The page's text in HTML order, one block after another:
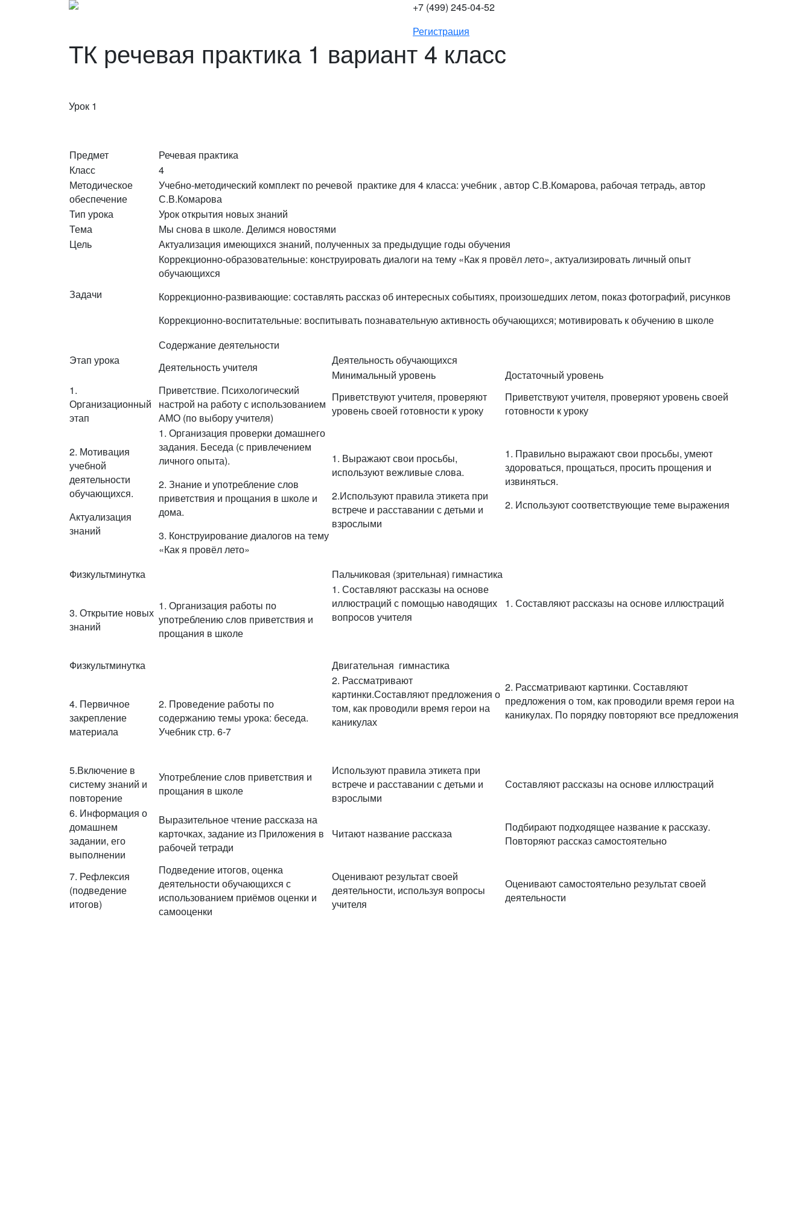
+7 (499) 245-04-52
Регистрация
ТК речевая практика 1 вариант 4 класс
Урок 1
Предмет
Речевая практика
Класс
4
Методическое
обеспечение
Учебно-методический комплект по речевой практике для 4 класса: учебник , автор С.В.Комарова, рабочая тетрадь, автор
С.В.Комарова
Тип урока
Урок открытия новых знаний
Тема
Мы снова в школе. Делимся новостями
Цель
Актуализация имеющихся знаний, полученных за предыдущие годы обучения
Задачи
Коррекционно-образовательные: конструировать диалоги на тему «Как я провёл лето», актуализировать личный опыт
обучающихся
Коррекционно-развивающие: составлять рассказ об интересных событиях, произошедших летом, показ фотографий, рисунков
Коррекционно-воспитательные: воспитывать познавательную активность обучающихся; мотивировать к обучению в школе
Этап урока
Содержание деятельности
Деятельность учителя
Деятельность обучающихся
Минимальный уровень
Достаточный уровень
1.
Организационный
этап
Приветствие. Психологический
настрой на работу с использованием
АМО (по выбору учителя)
Приветствуют учителя, проверяют
уровень своей готовности к уроку
Приветствуют учителя, проверяют уровень своей
готовности к уроку
2. Мотивация
учебной
деятельности
обучающихся.
Актуализация
знаний
1. Организация проверки домашнего
задания. Беседа (с привлечением
личного опыта).
2. Знание и употребление слов
приветствия и прощания в школе и
дома.
3. Конструирование диалогов на тему
«Как я провёл лето»
1. Выражают свои просьбы,
используют вежливые слова.
2.Используют правила этикета при
встрече и расставании с детьми и
взрослыми
1. Правильно выражают свои просьбы, умеют
здороваться, прощаться, просить прощения и
извиняться.
2. Используют соответствующие теме выражения
Физкультминутка Пальчиковая (зрительная) гимнастика
3. Открытие новых
знаний
1. Организация работы по
употреблению слов приветствия и
прощания в школе
1. Составляют рассказы на основе
иллюстраций с помощью наводящих
вопросов учителя
1. Составляют рассказы на основе иллюстраций
Физкультминутка Двигательная гимнастика
4. Первичное
закрепление
материала
2. Проведение работы по
содержанию темы урока: беседа.
Учебник стр. 6-7
2. Рассматривают
картинки.Составляют предложения о
том, как проводили время герои на
каникулах
2. Рассматривают картинки. Составляют
предложения о том, как проводили время герои на
каникулах. По порядку повторяют все предложения
5.Включение в
систему знаний и
повторение
Употребление слов приветствия и
прощания в школе
Используют правила этикета при
встрече и расставании с детьми и
взрослыми
Составляют рассказы на основе иллюстраций
6. Информация о
домашнем
задании, его
выполнении
Выразительное чтение рассказа на
карточках, задание из Приложения в
рабочей тетради
Читают название рассказа
Подбирают подходящее название к рассказу.
Повторяют рассказ самостоятельно
7. Рефлексия
(подведение
итогов)
Подведение итогов, оценка
деятельности обучающихся с
использованием приёмов оценки и
самооценки
Оценивают результат своей
деятельности, используя вопросы
учителя
Оценивают самостоятельно результат своей
деятельности